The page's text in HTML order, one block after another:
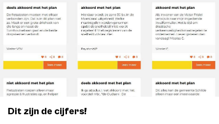
we welke straten in aanmerking komen. Zo zijn
gewestwegen en andere belangrijke hoofdwegen
uitgesloten. Vervolgens bekijken we wat de impact is van de
implementatie van fiets- en schoolstraten uit het plan (zie
hierboven) op de mobiliteit. En tenslotte komen we terug
naar jou met concrete bijkomende fietsstraten waarop
begin 2023.
Dit zijn de cijfers!